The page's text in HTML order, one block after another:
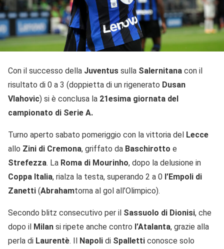
Con il successo della Juventus sulla Salernitana con il
risultato di 0 a 3 (doppietta di un rigenerato Dusan
Vlahovic) si è conclusa la 21esima giornata del
campionato di Serie A.
Turno aperto sabato pomeriggio con la vittoria del Lecce
allo Zini di Cremona, griffato da Baschirotto e
Strefezza. La Roma di Mourinho, dopo la delusione in
Coppa Italia, rialza la testa, superando 2 a 0 l’Empoli di
Zanetti (Abrahamtorna al gol all’Olimpico).
Secondo blitz consecutivo per il Sassuolo di Dionisi, che
dopo il Milan si ripete anche contro l’Atalanta, grazie alla
perla di Laurentè. Il Napoli di Spalletti conosce solo